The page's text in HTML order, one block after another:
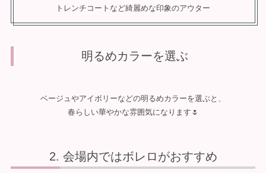
トレンチコートなど綺麗めな印象のアウター
明るめカラーを選ぶ
ベージュやアイボリーなどの明るめカラーを選ぶと、
春らしい華やかな雰囲気になります🌷
会場内ではボレロがおすすめ